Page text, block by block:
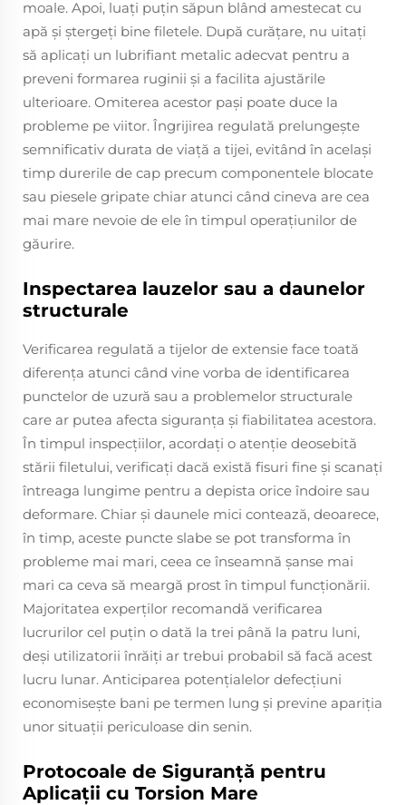
moale. Apoi, luați puțin săpun blând amestecat cu
apă și ștergeți bine filetele. După curățare, nu uitați
să aplicați un lubrifiant metalic adecvat pentru a
preveni formarea ruginii și a facilita ajustările
ulterioare. Omiterea acestor pași poate duce la
probleme pe viitor. Îngrijirea regulată prelungește
semnificativ durata de viață a tijei, evitând în același
timp durerile de cap precum componentele blocate
sau piesele gripate chiar atunci când cineva are cea
mai mare nevoie de ele în timpul operațiunilor de
găurire.
Inspectarea lauzelor sau a daunelor
structurale
Verificarea regulată a tijelor de extensie face toată
diferența atunci când vine vorba de identificarea
punctelor de uzură sau a problemelor structurale
care ar putea afecta siguranța și fiabilitatea acestora.
În timpul inspecțiilor, acordați o atenție deosebită
stării filetului, verificați dacă există fisuri fine și scanați
întreaga lungime pentru a depista orice îndoire sau
deformare. Chiar și daunele mici contează, deoarece,
în timp, aceste puncte slabe se pot transforma în
probleme mai mari, ceea ce înseamnă șanse mai
mari ca ceva să meargă prost în timpul funcționării.
Majoritatea experților recomandă verificarea
lucrurilor cel puțin o dată la trei până la patru luni,
deși utilizatorii înrăiți ar trebui probabil să facă acest
lucru lunar. Anticiparea potențialelor defecțiuni
economisește bani pe termen lung și previne apariția
unor situații periculoase din senin.
Protocoale de Siguranță pentru
Aplicații cu Torsion Mare